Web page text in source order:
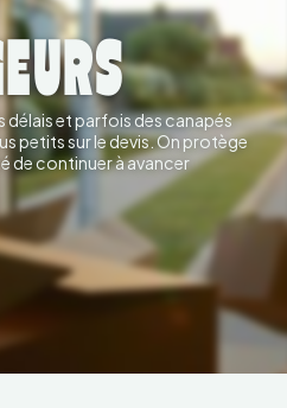
délais et parfois des canapés
petits sur le devis. On protège
de continuer à avancer